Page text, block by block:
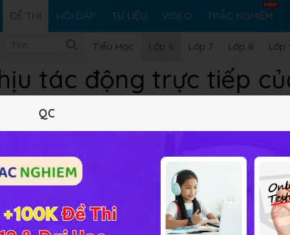
ĐỀ THI HỎI ĐÁP TƯ LIỆU VIDEO TRẮC NGHIỆM
Tiểu Học Lớp 6 Lớp 7 Lớp 8 Lớp
tác động trực tiếp
QC